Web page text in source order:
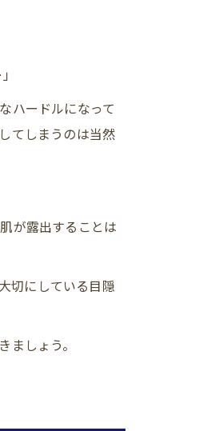
ハードルになって
てしまうのは当然
が露出することは
切にしている目隠
しょう。